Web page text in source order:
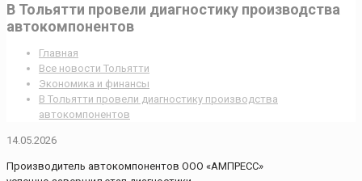
В Тольятти провели диагностику производства
автокомпонентов
Главная
Все новости Тольятти
Экономика и финансы
В Тольятти провели диагностику производства
автокомпонентов
14.05.2026
Производитель автокомпонентов ООО «АМПРЕСС»